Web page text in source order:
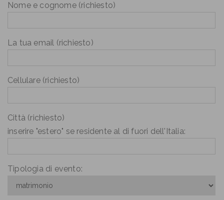
Nome e cognome (richiesto)
La tua email (richiesto)
Cellulare (richiesto)
Città (richiesto)
inserire "estero" se residente al di fuori dell'Italia:
Tipologia di evento: